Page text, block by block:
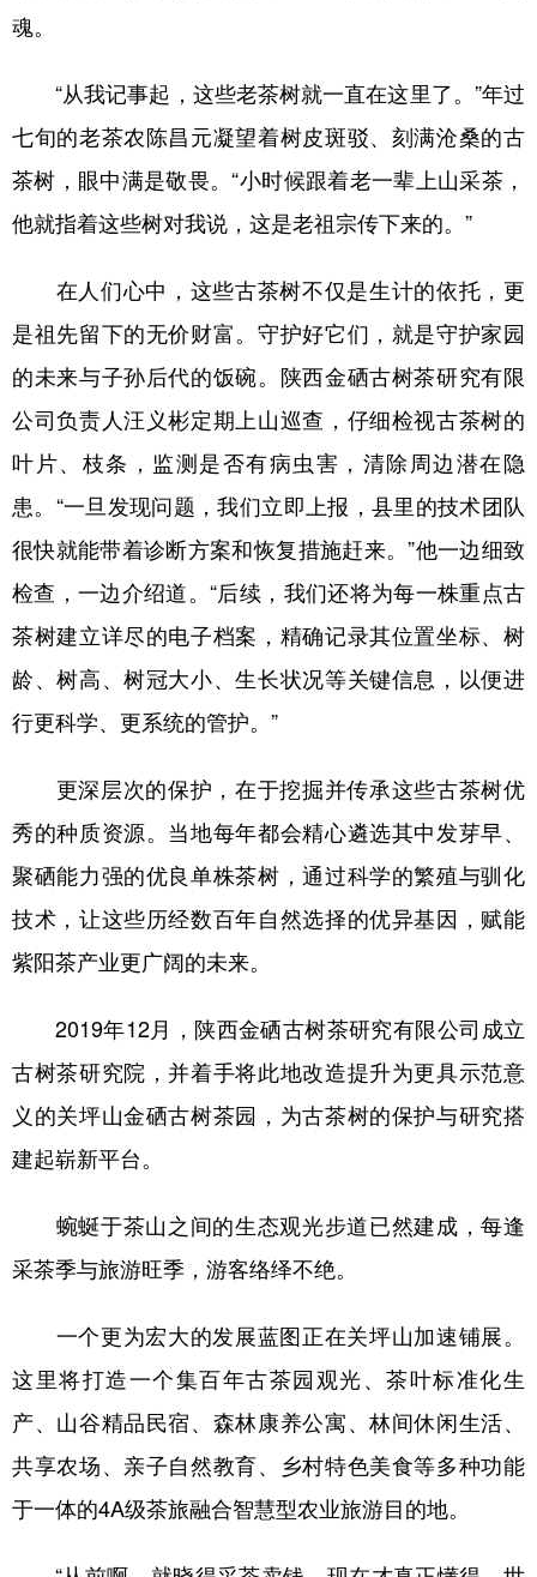
魂。
“从我记事起，这些老茶树就一直在这里了。”年过
七旬的老茶农陈昌元凝望着树皮斑驳、刻满沧桑的古
茶树，眼中满是敬畏。“小时候跟着老一辈上山采茶，
他就指着这些树对我说，这是老祖宗传下来的。”
在人们心中，这些古茶树不仅是生计的依托，更
是祖先留下的无价财富。守护好它们，就是守护家园
的未来与子孙后代的饭碗。陕西金硒古树茶研究有限
公司负责人汪义彬定期上山巡查，仔细检视古茶树的
叶片、枝条，监测是否有病虫害，清除周边潜在隐
患。“一旦发现问题，我们立即上报，县里的技术团队
很快就能带着诊断方案和恢复措施赶来。”他一边细致
检查，一边介绍道。“后续，我们还将为每一株重点古
茶树建立详尽的电子档案，精确记录其位置坐标、树
龄、树高、树冠大小、生长状况等关键信息，以便进
行更科学、更系统的管护。”
更深层次的保护，在于挖掘并传承这些古茶树优
秀的种质资源。当地每年都会精心遴选其中发芽早、
聚硒能力强的优良单株茶树，通过科学的繁殖与驯化
技术，让这些历经数百年自然选择的优异基因，赋能
紫阳茶产业更广阔的未来。
2019年12月，陕西金硒古树茶研究有限公司成立
古树茶研究院，并着手将此地改造提升为更具示范意
义的关坪山金硒古树茶园，为古茶树的保护与研究搭
建起崭新平台。
蜿蜒于茶山之间的生态观光步道已然建成，每逢
采茶季与旅游旺季，游客络绎不绝。
一个更为宏大的发展蓝图正在关坪山加速铺展。
这里将打造一个集百年古茶园观光、茶叶标准化生
产、山谷精品民宿、森林康养公寓、林间休闲生活、
共享农场、亲子自然教育、乡村特色美食等多种功能
于一体的4A级茶旅融合智慧型农业旅游目的地。